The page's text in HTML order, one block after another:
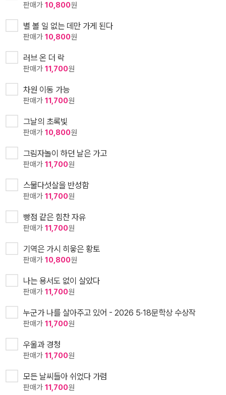
판매가 10,800원
별 볼 일 없는 데만 가게 된다
판매가 10,800원
러브 온 더 락
판매가 11,700원
차원 이동 가능
판매가 11,700원
그날의 초록빛
판매가 10,800원
그림자놀이 하던 날은 가고
판매가 11,700원
스물다섯살을 반성함
판매가 11,700원
빵점 같은 힘찬 자유
판매가 11,700원
기역은 가시 히읗은 황토
판매가 10,800원
나는 용서도 없이 살았다
판매가 11,700원
누군가 나를 살아주고 있어 - 2026 5·18문학상 수상작
판매가 11,700원
우울과 경청
판매가 11,700원
모든 날씨들아 쉬었다 가렴
판매가 11,700원